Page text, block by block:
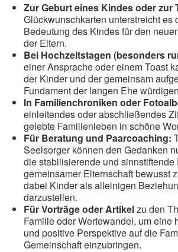
Zur Geburt eines Kindes oder zur
Glückwunschkarten unterstreicht es
Bedeutung des Kindes für den
der Eltern.
Bei Hochzeitstagen (besonders
einer Ansprache oder einem Toast
der Kinder und der gemeinsam
Fundament der langen Ehe
In Familienchroniken oder
einleitendes oder abschließendes
gelebte Familienleben in schöne
Für Beratung und Paarcoaching:
Seelsorger können den Gedanken
die stabilisierende und sinnstiftende
gemeinsamer Elternschaft bewusst
dabei Kinder als alleinigen
darzustellen.
Für Vorträge oder Artikelzu den
Familie oder Wertewandel, um eine
und positive Perspektive auf die
Gemeinschaft einzubringen.